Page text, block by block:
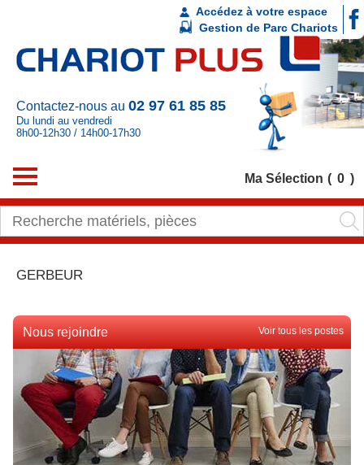
Contactez-nous au 02 97 61 85 85
Du lundi au vendredi
8h00-12h30 / 14h00-17h30
Accédez à votre espace
Gestion de Parc Chariots
Ma Sélection 0
GERBEUR
Nous rejoindre Voir tous les postes